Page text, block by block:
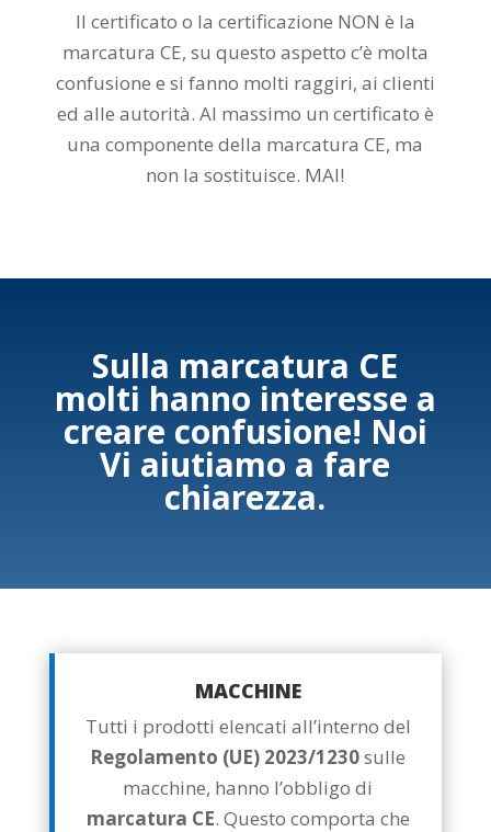
Il certificato o la certificazione NON è la
marcatura CE, su questo aspetto c’è molta
confusione e si fanno molti raggiri, ai clienti
ed alle autorità. Al massimo un certificato è
una componente della marcatura CE, ma
non la sostituisce. MAI!
Sulla marcatura CE
molti hanno interesse a
creare confusione! Noi
Vi aiutiamo a fare
chiarezza.
MACCHINE
Tutti i prodotti elencati all’interno del
Regolamento (UE) 2023/1230sulle
macchine, hanno l’obbligo di
marcatura CE. Questo comporta che